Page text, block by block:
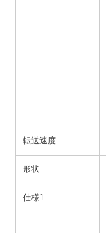
転送速度
形状
仕様1